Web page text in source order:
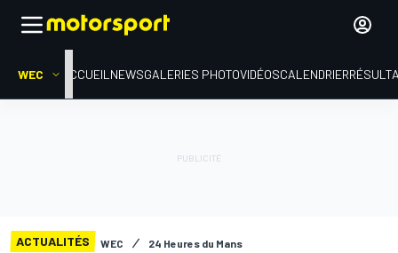
WEC ACCUEIL NEWSGALERIES PHOTOVIDÉOSCALENDRIER
ACTUALITÉS WEC 24 Heures du Mans